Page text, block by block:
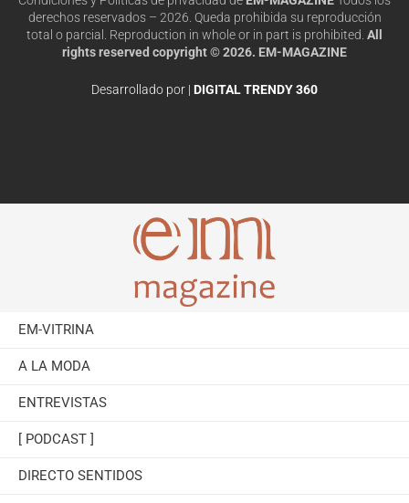
derechos reservados – 2026. Queda prohibida su reproducción
total o parcial. Reproduction in whole or in part is prohibited. All
rights reserved copyright © 2026. EM-MAGAZINE
Desarrollado por | DIGITAL TRENDY 360
EM-VITRINA
A LA MODA
ENTREVISTAS
[ PODCAST ]
DIRECTO SENTIDOS